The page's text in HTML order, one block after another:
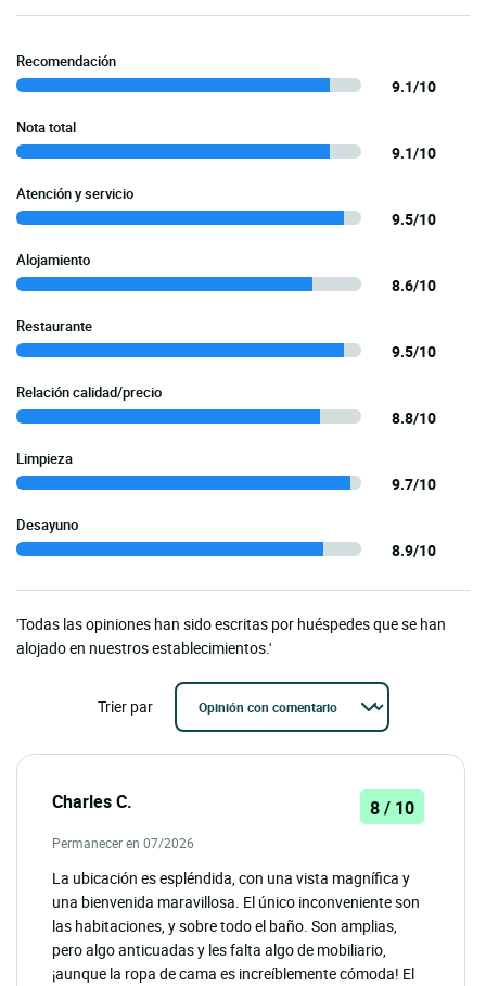
Recomendación
9.1/10
Nota total
9.1/10
Atención y servicio
9.5/10
Alojamiento
8.6/10
Restaurante
9.5/10
Relación calidad/precio
8.8/10
Limpieza
9.7/10
Desayuno
8.9/10
'Todas las opiniones han sido escritas por huéspedes que se han
alojado en nuestros establecimientos.'
Trier par
Charles C. 8 / 10
Permanecer en 07/2026
La ubicación es espléndida, con una vista magnífica y
una bienvenida maravillosa. El único inconveniente son
las habitaciones, y sobre todo el baño. Son amplias,
pero algo anticuadas y les falta algo de mobiliario,
¡aunque la ropa de cama es increíblemente cómoda! El